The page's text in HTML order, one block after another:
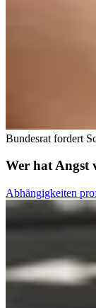
Bundesrat fordert
Wer hat Angst
Abhängigkeiten